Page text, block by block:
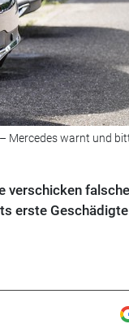
Mercedes warnt und
erste